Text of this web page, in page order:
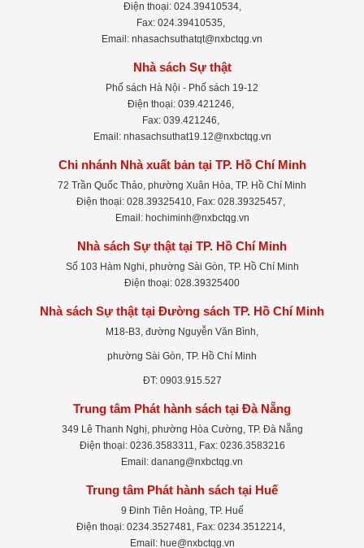
Điện thoại: 024.39410534,
Fax: 024.39410535,
Email: nhasachsuthatqt@nxbctqg.vn
Nhà sách Sự thật
Phố sách Hà Nội - Phố sách 19-12
Điện thoại: 039.421246,
Fax: 039.421246,
Email: nhasachsuthat19.12@nxbctqg.vn
Chi nhánh Nhà xuất bản tại TP. Hồ Chí Minh
72 Trần Quốc Thảo, phường Xuân Hòa, TP. Hồ Chí Minh
Điện thoại: 028.39325410, Fax: 028.39325457,
Email: hochiminh@nxbctqg.vn
Nhà sách Sự thật tại TP. Hồ Chí Minh
Số 103 Hàm Nghi, phường Sài Gòn, TP. Hồ Chí Minh
Điện thoại: 028.39325400
Nhà sách Sự thật tại Đường sách TP. Hồ Chí Minh
M18-B3, đường Nguyễn Văn Bình,
phường Sài Gòn, TP. Hồ Chí Minh
ĐT: 0903.915.527
Trung tâm Phát hành sách tại Đà Nẵng
349 Lê Thanh Nghị, phường Hòa Cường, TP. Đà Nẵng
Điện thoại: 0236.3583311, Fax: 0236.3583216
Email: danang@nxbctqg.vn
Trung tâm Phát hành sách tại Huế
9 Đinh Tiên Hoàng, TP. Huế
Điện thoại: 0234.3527481, Fax: 0234.3512214,
Email: hue@nxbctqg.vn